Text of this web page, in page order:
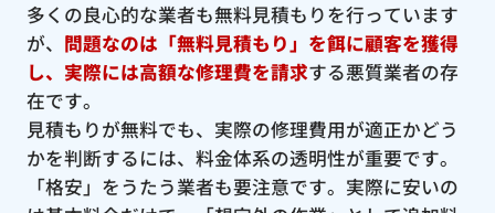
多くの良心的な業者も無料見積もりを行っています
が、 問題なのは「無料見積もり」を餌に顧客を獲得
し、実際には高額な修理費を請求する悪質業者の存
在です。
見積もりが無料でも、実際の修理費用が適正かどう
かを判断するには、料金体系の透明性が重要です。
「格安」をうたう業者も要注意です。実際に安いの